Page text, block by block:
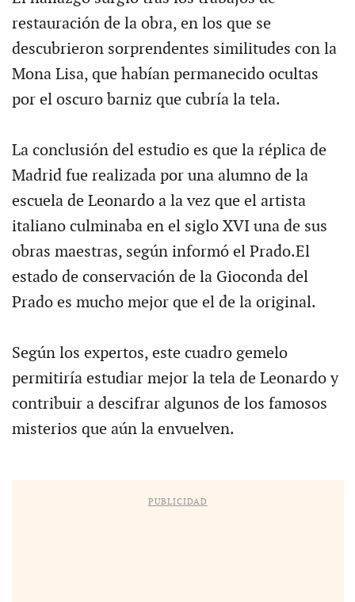
restauración de la obra, en los que se
descubrieron sorprendentes similitudes con la
Mona Lisa, que habían permanecido ocultas
por el oscuro barniz que cubría la tela.
La conclusión del estudio es que la réplica de
Madrid fue realizada por una alumno de la
escuela de Leonardo a la vez que el artista
italiano culminaba en el siglo XVI una de sus
obras maestras, según informó el Prado.El
estado de conservación de la Gioconda del
Prado es mucho mejor que el de la original.
Según los expertos, este cuadro gemelo
permitiría estudiar mejor la tela de Leonardo y
contribuir a descifrar algunos de los famosos
misterios que aún la envuelven.
PUBLICIDAD